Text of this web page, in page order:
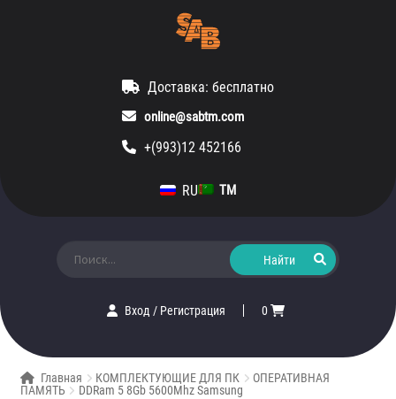
Доставка: бесплатно
online@sabtm.com
+(993)12 452166
RU TM
Вход/ Регистрация 0
Главная КОМПЛЕКТУЮЩИЕ ДЛЯ ПК
ОПЕРАТИВНАЯ
ПАМЯТЬ
DDRam 5 8Gb 5600Mhz Samsung